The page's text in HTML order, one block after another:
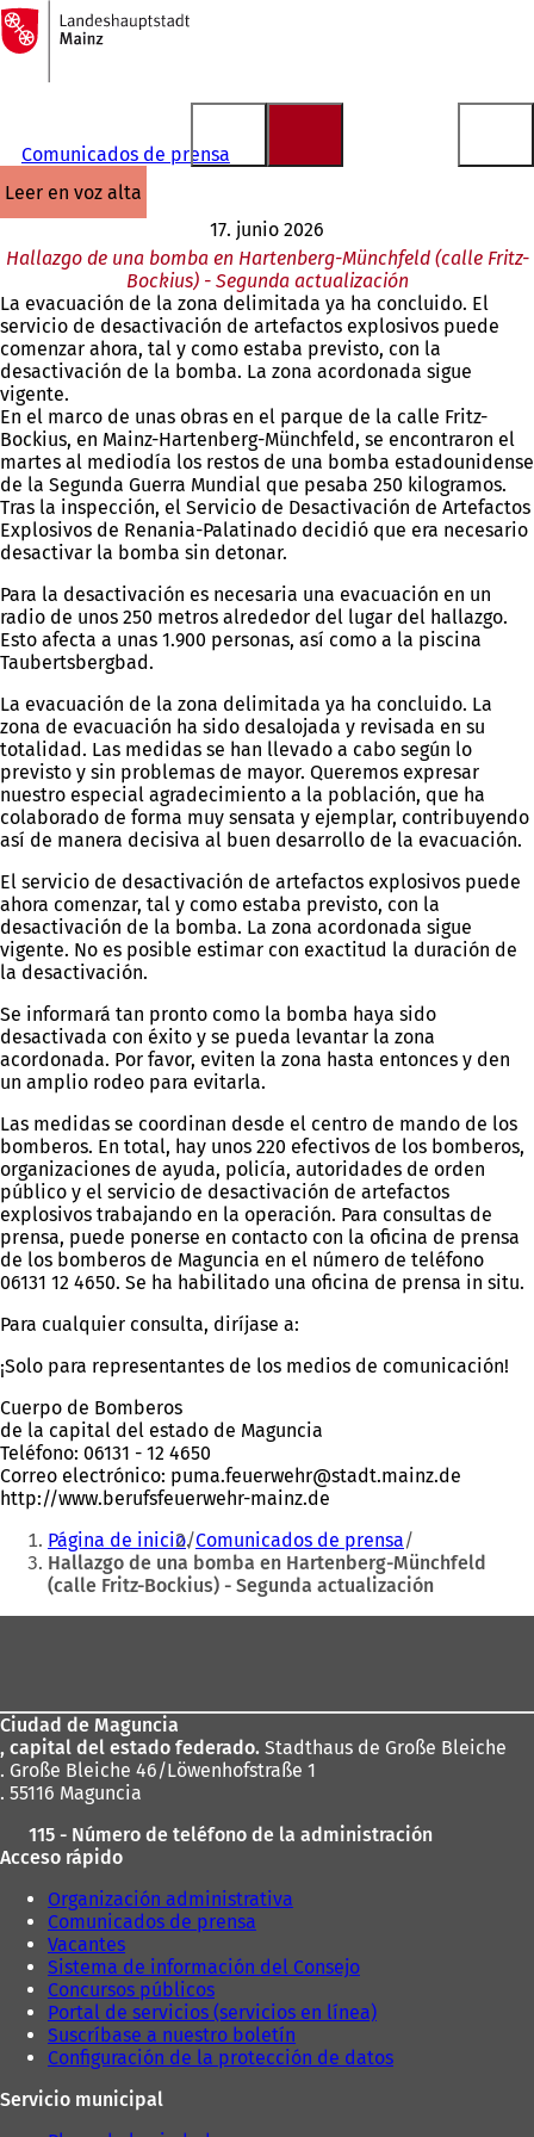
Saltar al contenido
A
la
página
Comunicados de prensa
leer en voz alta
17. junio 2026
Hallazgo de una bomba en Hartenberg-Münchfeld (calle Fritz-
Bockius) - Segunda actualización
La evacuación de la zona delimitada ya ha concluido. El
servicio de desactivación de artefactos explosivos puede
comenzar ahora, tal y como estaba previsto, con la
desactivación de la bomba. La zona acordonada sigue
vigente.
En el marco de unas obras en el parque de la calle Fritz-
Bockius, en Mainz-Hartenberg-Münchfeld, se encontraron el
martes al mediodía los restos de una bomba estadounidense
de la Segunda Guerra Mundial que pesaba 250 kilogramos.
Tras la inspección, el Servicio de Desactivación de Artefactos
Explosivos de Renania-Palatinado decidió que era necesario
desactivar la bomba sin detonar.
Para la desactivación es necesaria una evacuación en un
radio de unos 250 metros alrededor del lugar del hallazgo.
Esto afecta a unas 1.900 personas, así como a la piscina
Taubertsbergbad.
La evacuación de la zona delimitada ya ha concluido. La
zona de evacuación ha sido desalojada y revisada en su
totalidad. Las medidas se han llevado a cabo según lo
previsto y sin problemas de mayor. Queremos expresar
nuestro especial agradecimiento a la población, que ha
colaborado de forma muy sensata y ejemplar, contribuyendo
así de manera decisiva al buen desarrollo de la evacuación.
El servicio de desactivación de artefactos explosivos puede
ahora comenzar, tal y como estaba previsto, con la
desactivación de la bomba. La zona acordonada sigue
vigente. No es posible estimar con exactitud la duración de
la desactivación.
Se informará tan pronto como la bomba haya sido
desactivada con éxito y se pueda levantar la zona
acordonada. Por favor, eviten la zona hasta entonces y den
un amplio rodeo para evitarla.
Las medidas se coordinan desde el centro de mando de los
bomberos. En total, hay unos 220 efectivos de los bomberos,
organizaciones de ayuda, policía, autoridades de orden
público y el servicio de desactivación de artefactos
explosivos trabajando en la operación. Para consultas de
prensa, puede ponerse en contacto con la oficina de prensa
de los bomberos de Maguncia en el número de teléfono
06131 12 4650. Se ha habilitado una oficina de prensa in situ.
Para cualquier consulta, diríjase a:
¡Solo para representantes de los medios de comunicación!
Cuerpo de Bomberos
de la capital del estado de Maguncia
Teléfono: 06131 - 12 4650
Correo electrónico: puma.feuerwehr stadt.mainz de
http://www.berufsfeuerwehr-mainz.de
Estás
aquí:
Página de inicio Comunicados de prensa
Hallazgo de una bomba en Hartenberg-Münchfeld
(calle Fritz-Bockius) - Segunda actualización
pies
Ciudad de Maguncia
, capital del estado federado. Stadthaus de Große Bleiche
. Große Bleiche 46/Löwenhofstraße 1
. 55116 Maguncia
115 - Número de teléfono de la administración
Acceso rápido
Organización administrativa
Comunicados de prensa
Vacantes
Sistema de información del Consejo
Concursos públicos
Portal de servicios (servicios en línea)
Suscríbase a nuestro boletín
Configuración de la protección de datos
Servicio municipal